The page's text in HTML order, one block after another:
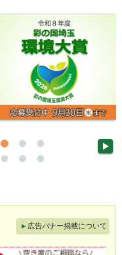
広告バナー掲載について